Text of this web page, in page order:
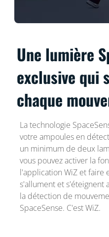
Une lumière
exclusive qui
chaque
La technologie
votre ampoules en
un minimum de deux
vous pouvez activer la
l'application WiZ et faire
s'allument et s'éteignent
la détection de
SpaceSense. C'est WiZ.